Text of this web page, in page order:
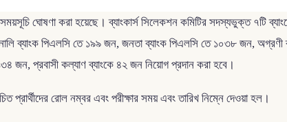
ঘোষণা করা হয়েছে। ব্যাংকার্স সিলেকশন কমিটির সদস্যভুক্ত ৭টি
ব্যাংক পিএলসি তে ১৯৯ জন, জনতা ব্যাংক পিএলসি তে ১০৩৮ জন,
জন, প্রবাসী কল্যাণ ব্যাংকে ৪২ জন নিয়োগ প্রদান করা হবে।
প্রার্থীদের রোল নম্বর এবং পরীক্ষার সময় এবং তারিখ নিম্নে দেওয়া হল।